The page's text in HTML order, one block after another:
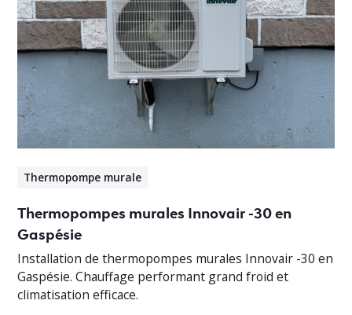
Thermopompe murale
Thermopompes murales Innovair -30 en
Gaspésie
Installation de thermopompes murales Innovair -30 en
Gaspésie. Chauffage performant grand froid et
climatisation efficace.